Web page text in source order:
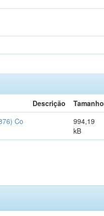
Descrição Tamanho
Co
994,19
kB